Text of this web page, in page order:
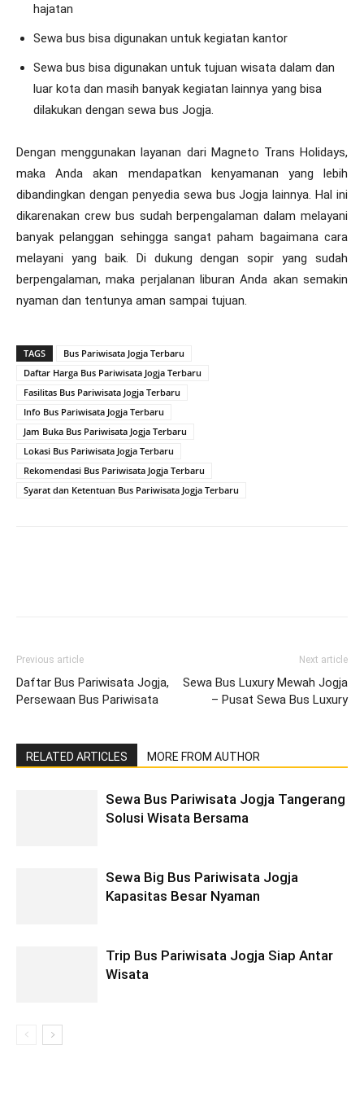
hajatan
Sewa bus bisa digunakan untuk kegiatan kantor
Sewa bus bisa digunakan untuk tujuan wisata dalam dan
luar kota dan masih banyak kegiatan lainnya yang bisa
dilakukan dengan sewa bus Jogja.
Dengan menggunakan layanan dari Magneto Trans Holidays,
maka Anda akan mendapatkan kenyamanan yang lebih
dibandingkan dengan penyedia sewa bus Jogja lainnya. Hal ini
dikarenakan crew bus sudah berpengalaman dalam melayani
banyak pelanggan sehingga sangat paham bagaimana cara
melayani yang baik. Di dukung dengan sopir yang sudah
berpengalaman, maka perjalanan liburan Anda akan semakin
nyaman dan tentunya aman sampai tujuan.
TAGS
Bus Pariwisata Jogja Terbaru
Daftar Harga Bus Pariwisata Jogja Terbaru
Fasilitas Bus Pariwisata Jogja Terbaru
Info Bus Pariwisata Jogja Terbaru
Jam Buka Bus Pariwisata Jogja Terbaru
Lokasi Bus Pariwisata Jogja Terbaru
Rekomendasi Bus Pariwisata Jogja Terbaru
Syarat dan Ketentuan Bus Pariwisata Jogja Terbaru
Previous article
Daftar Bus Pariwisata Jogja,
Persewaan Bus Pariwisata
Next article
Sewa Bus Luxury Mewah Jogja
– Pusat Sewa Bus Luxury
RELATED ARTICLES MORE FROM AUTHOR
Sewa Bus Pariwisata Jogja Tangerang
Solusi Wisata Bersama
Sewa Big Bus Pariwisata Jogja
Kapasitas Besar Nyaman
Trip Bus Pariwisata Jogja Siap Antar
Wisata